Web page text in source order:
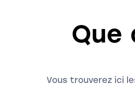
Que
Vous trouverez ici